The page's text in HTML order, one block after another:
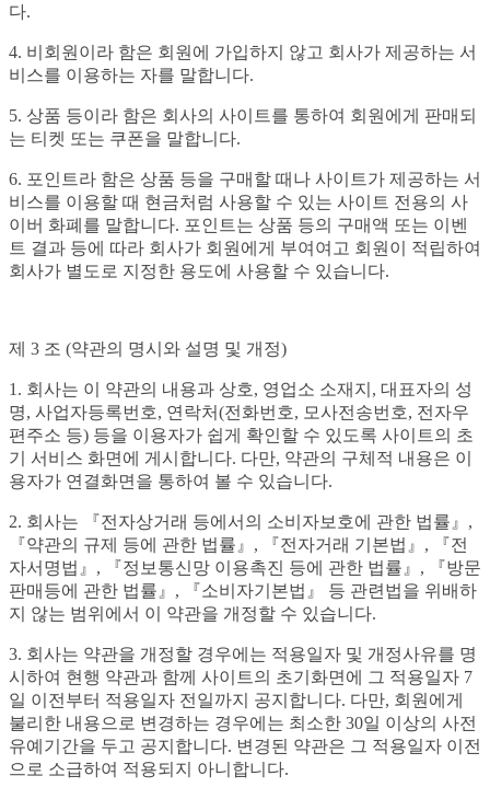
다.
4. 비회원이라 함은 회원에 가입하지 않고 회사가 제공하는 서
비스를 이용하는 자를 말합니다.
5. 상품 등이라 함은 회사의 사이트를 통하여 회원에게 판매되
는 티켓 또는 쿠폰을 말합니다.
6. 포인트라 함은 상품 등을 구매할 때나 사이트가 제공하는 서
비스를 이용할 때 현금처럼 사용할 수 있는 사이트 전용의 사
이버 화폐를 말합니다. 포인트는 상품 등의 구매액 또는 이벤
트 결과 등에 따라 회사가 회원에게 부여여고 회원이 적립하여
회사가 별도로 지정한 용도에 사용할 수 있습니다.
제 3 조 (약관의 명시와 설명 및 개정)
1. 회사는 이 약관의 내용과 상호, 영업소 소재지, 대표자의 성
명, 사업자등록번호, 연락처(전화번호, 모사전송번호, 전자우
편주소 등) 등을 이용자가 쉽게 확인할 수 있도록 사이트의 초
기 서비스 화면에 게시합니다. 다만, 약관의 구체적 내용은 이
용자가 연결화면을 통하여 볼 수 있습니다.
2. 회사는 『전자상거래 등에서의 소비자보호에 관한 법률』,
『약관의 규제 등에 관한 법률』, 『전자거래 기본법』, 『전
자서명법』, 『정보통신망 이용촉진 등에 관한 법률』, 『방문
판매등에 관한 법률』, 『소비자기본법』 등 관련법을 위배하
지 않는 범위에서 이 약관을 개정할 수 있습니다.
3. 회사는 약관을 개정할 경우에는 적용일자 및 개정사유를 명
시하여 현행 약관과 함께 사이트의 초기화면에 그 적용일자 7
일 이전부터 적용일자 전일까지 공지합니다. 다만, 회원에게
불리한 내용으로 변경하는 경우에는 최소한 30일 이상의 사전
유예기간을 두고 공지합니다. 변경된 약관은 그 적용일자 이전
으로 소급하여 적용되지 아니합니다.